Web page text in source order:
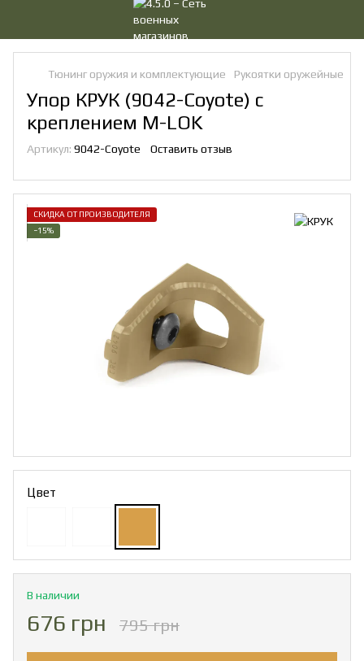
Тюнинг оружия и комплектующие Рукоятки оружейные
Упор КРУК (9042-Coyote) с
креплением M-LOK
Артикул: 9042-Coyote Оставить отзыв
СКИДКА ОТ ПРОИЗВОДИТЕЛЯ
−15%
Цвет
В наличии
676 грн 795 грн